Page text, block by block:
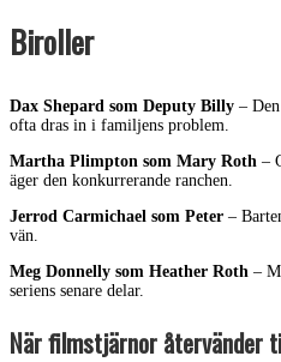
Biroller
Dax Shepard som Deputy Billy –
ofta dras in i familjens problem.
Martha Plimpton som Mary Roth –
äger den konkurrerande ranchen.
Jerrod Carmichael som Peter –
vän.
Meg Donnelly som Heather Roth –
seriens senare delar.
När filmstjärnor återvänder